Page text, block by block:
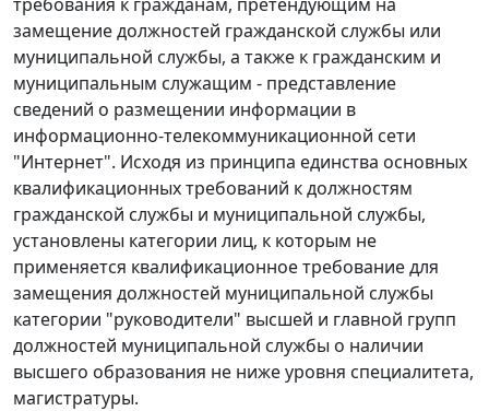
замещение должностей гражданской службы или
муниципальной службы, а также к гражданским и
муниципальным служащим - представление
сведений о размещении информации в
информационно-телекоммуникационной сети
"Интернет". Исходя из принципа единства основных
квалификационных требований к должностям
гражданской службы и муниципальной службы,
установлены категории лиц, к которым не
применяется квалификационное требование для
замещения должностей муниципальной службы
категории "руководители" высшей и главной групп
должностей муниципальной службы о наличии
высшего образования не ниже уровня специалитета,
магистратуры.